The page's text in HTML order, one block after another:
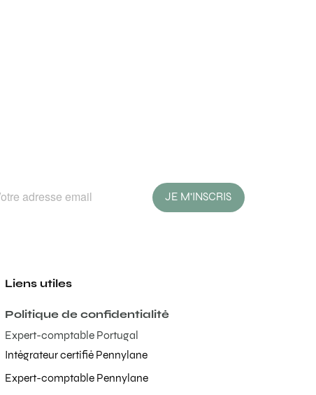
JE M'INSCRIS
Liens utiles
Politique de confidentialité
Expert-comptable Portugal
Intégrateur certifié Pennylane
Expert-comptable Pennylane